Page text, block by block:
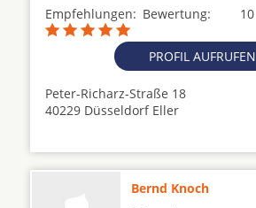
Empfehlungen: 10
Bewertung:
PROFIL AUFRUFEN
Peter-Richarz-Straße 18
40229 Düsseldorf Eller
Bernd Knoch